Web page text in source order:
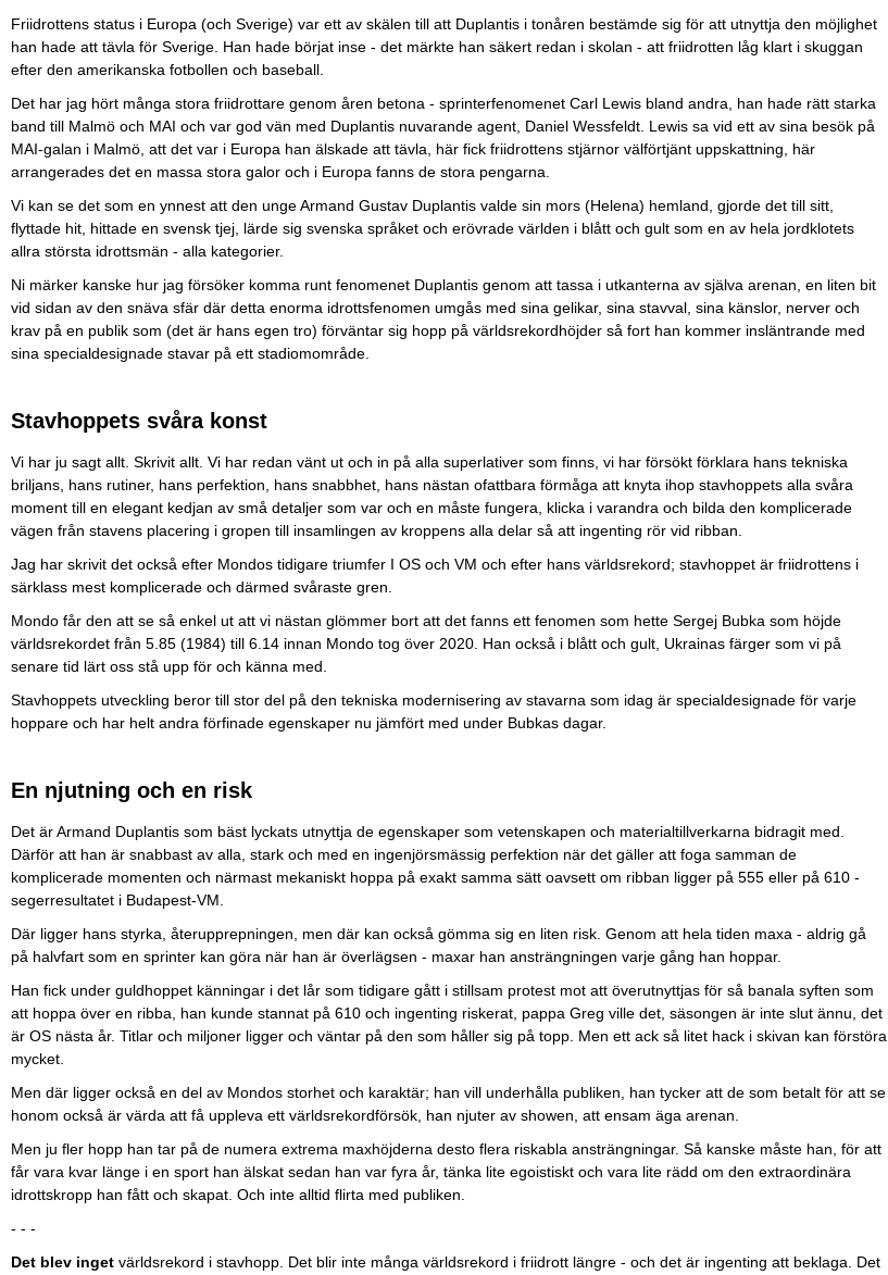
Friidrottens status i Europa (och Sverige) var ett av skälen till att Duplantis i tonåren bestämde sig för att utnyttja den möjlighet
han hade att tävla för Sverige. Han hade börjat inse - det märkte han säkert redan i skolan - att friidrotten låg klart i skuggan
efter den amerikanska fotbollen och baseball.
Det har jag hört många stora friidrottare genom åren betona - sprinterfenomenet Carl Lewis bland andra, han hade rätt starka
band till Malmö och MAI och var god vän med Duplantis nuvarande agent, Daniel Wessfeldt. Lewis sa vid ett av sina besök på
MAI-galan i Malmö, att det var i Europa han älskade att tävla, här fick friidrottens stjärnor välförtjänt uppskattning, här
arrangerades det en massa stora galor och i Europa fanns de stora pengarna.
Vi kan se det som en ynnest att den unge Armand Gustav Duplantis valde sin mors (Helena) hemland, gjorde det till sitt,
flyttade hit, hittade en svensk tjej, lärde sig svenska språket och erövrade världen i blått och gult som en av hela jordklotets
allra största idrottsmän - alla kategorier.
Ni märker kanske hur jag försöker komma runt fenomenet Duplantis genom att tassa i utkanterna av själva arenan, en liten bit
vid sidan av den snäva sfär där detta enorma idrottsfenomen umgås med sina gelikar, sina stavval, sina känslor, nerver och
krav på en publik som (det är hans egen tro) förväntar sig hopp på världsrekordhöjder så fort han kommer insläntrande med
sina specialdesignade stavar på ett stadiomområde.
Stavhoppets svåra konst
Vi har ju sagt allt. Skrivit allt. Vi har redan vänt ut och in på alla superlativer som finns, vi har försökt förklara hans tekniska
briljans, hans rutiner, hans perfektion, hans snabbhet, hans nästan ofattbara förmåga att knyta ihop stavhoppets alla svåra
moment till en elegant kedjan av små detaljer som var och en måste fungera, klicka i varandra och bilda den komplicerade
vägen från stavens placering i gropen till insamlingen av kroppens alla delar så att ingenting rör vid ribban.
Jag har skrivit det också efter Mondos tidigare triumfer I OS och VM och efter hans världsrekord; stavhoppet är friidrottens i
särklass mest komplicerade och därmed svåraste gren.
Mondo får den att se så enkel ut att vi nästan glömmer bort att det fanns ett fenomen som hette Sergej Bubka som höjde
världsrekordet från 5.85 (1984) till 6.14 innan Mondo tog över 2020. Han också i blått och gult, Ukrainas färger som vi på
senare tid lärt oss stå upp för och känna med.
Stavhoppets utveckling beror till stor del på den tekniska modernisering av stavarna som idag är specialdesignade för varje
hoppare och har helt andra förfinade egenskaper nu jämfört med under Bubkas dagar.
En njutning och en risk
Det är Armand Duplantis som bäst lyckats utnyttja de egenskaper som vetenskapen och materialtillverkarna bidragit med.
Därför att han är snabbast av alla, stark och med en ingenjörsmässig perfektion när det gäller att foga samman de
komplicerade momenten och närmast mekaniskt hoppa på exakt samma sätt oavsett om ribban ligger på 555 eller på 610 -
segerresultatet i Budapest-VM.
Där ligger hans styrka, återupprepningen, men där kan också gömma sig en liten risk. Genom att hela tiden maxa - aldrig gå
på halvfart som en sprinter kan göra när han är överlägsen - maxar han ansträngningen varje gång han hoppar.
Han fick under guldhoppet känningar i det lår som tidigare gått i stillsam protest mot att överutnyttjas för så banala syften som
att hoppa över en ribba, han kunde stannat på 610 och ingenting riskerat, pappa Greg ville det, säsongen är inte slut ännu, det
är OS nästa år. Titlar och miljoner ligger och väntar på den som håller sig på topp. Men ett ack så litet hack i skivan kan förstöra
mycket.
Men där ligger också en del av Mondos storhet och karaktär; han vill underhålla publiken, han tycker att de som betalt för att se
honom också är värda att få uppleva ett världsrekordförsök, han njuter av showen, att ensam äga arenan.
Men ju fler hopp han tar på de numera extrema maxhöjderna desto flera riskabla ansträngningar. Så kanske måste han, för att
får vara kvar länge i en sport han älskat sedan han var fyra år, tänka lite egoistiskt och vara lite rädd om den extraordinära
idrottskropp han fått och skapat. Och inte alltid flirta med publiken.
- - -
Det blev inget världsrekord i stavhopp. Det blir inte många världsrekord i friidrott längre - och det är ingenting att beklaga. Det